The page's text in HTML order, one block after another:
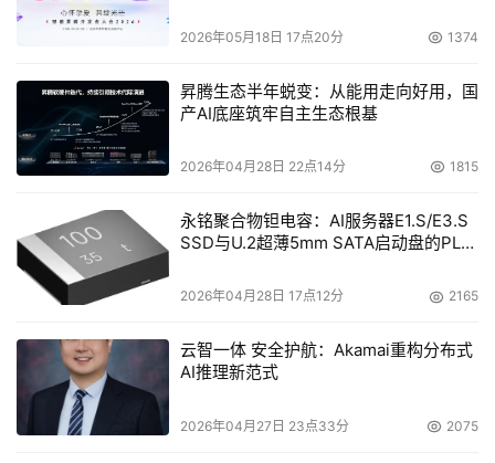
2026年05月18日 17点20分 1374
昇腾生态半年蜕变：从能用走向好用，国
产AI底座筑牢自主生态根基
2026年04月28日 22点14分 1815
永铭聚合物钽电容：AI服务器E1.S/E3.S
SSD与U.2超薄5mm SATA启动盘的PLP
2026年04月28日 17点12分 2165
云智一体 安全护航：Akamai重构分布式
AI推理新范式
2026年04月27日 23点33分 2075